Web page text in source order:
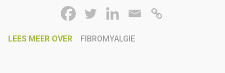
LEES MEER OVER FIBROMYALGIE